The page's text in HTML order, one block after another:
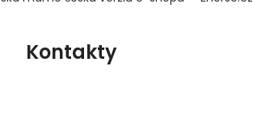
Kontakty